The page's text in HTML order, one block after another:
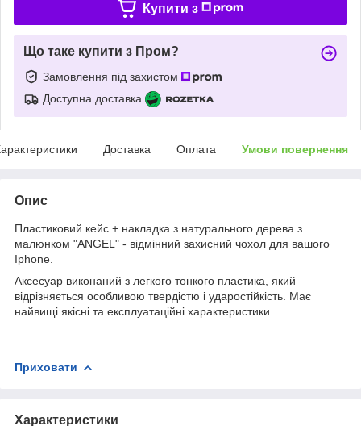
Купити з
Що таке купити з Пром?
Замовлення під захистом
Доступна доставка
Доставка Оплата Умови повернення
Опис
Пластиковий кейс + накладка з натурального дерева з
малюнком "ANGEL" - відмінний захисний чохол для вашого
Iphone.
Аксесуар виконаний з легкого тонкого пластика, який
відрізняється особливою твердістю і ударостійкість. Має
найвищі якісні та експлуатаційні характеристики.
Приховати
Характеристики